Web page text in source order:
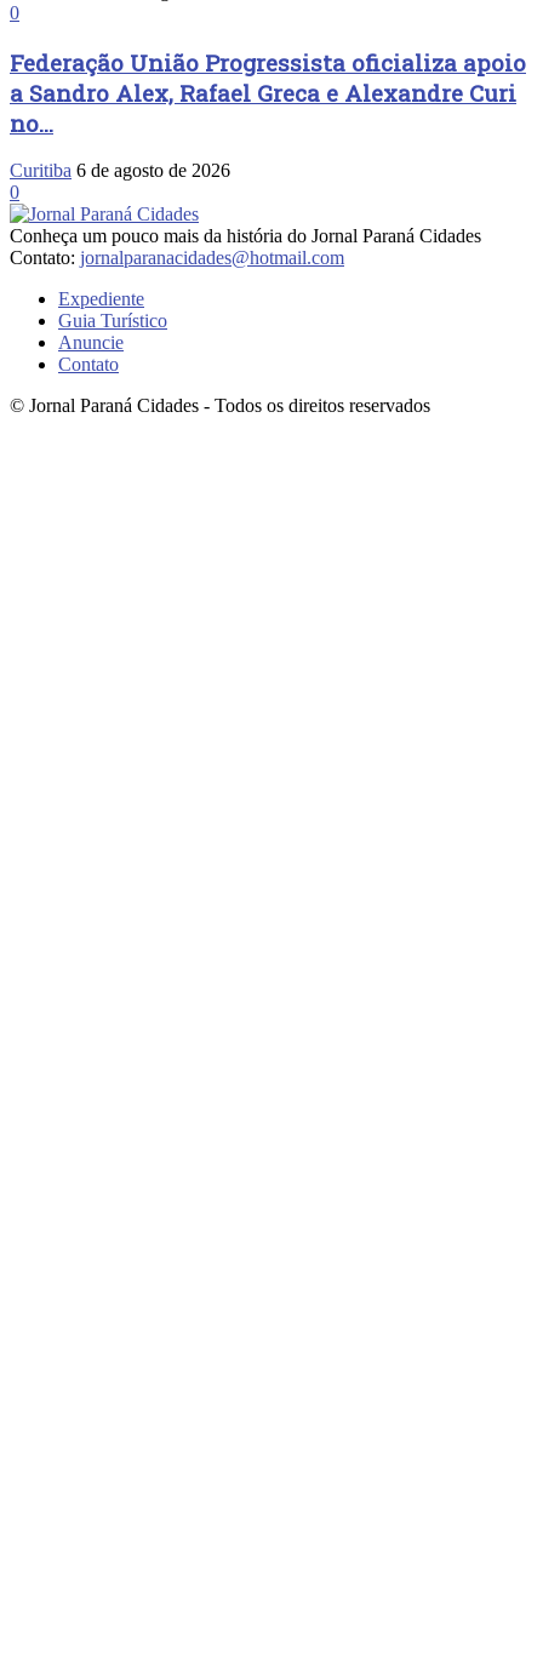
0
Federação União Progressista oficializa apoio
a Sandro Alex, Rafael Greca e Alexandre Curi
no...
Curitiba 6 de agosto de 2026
0
Conheça um pouco mais da história do Jornal Paraná Cidades
Contato: jornalparanacidades@hotmail.com
Expediente
Guia Turístico
Anuncie
Contato
© Jornal Paraná Cidades - Todos os direitos reservados